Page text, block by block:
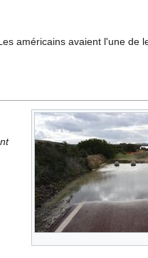
américains avaient l'une de